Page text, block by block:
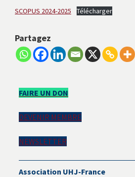
SCOPUS 2024-2025 Télécharger
Partagez
Barre
principale
FAIRE UN DON
DEVENIR MEMBRE
NEWSLETTER
Association UHJ-France